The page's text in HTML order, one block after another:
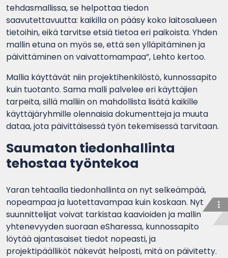
tehdasmallissa, se helpottaa tiedon
saavutettavuutta: kaikilla on pääsy koko laitosalueen
tietoihin, eikä tarvitse etsiä tietoa eri paikoista. Yhden
mallin etuna on myös se, että sen ylläpitäminen ja
päivittäminen on vaivattomampaa”, Lehto kertoo.
Mallia käyttävät niin projektihenkilöstö, kunnossapito
kuin tuotanto. Sama malli palvelee eri käyttäjien
tarpeita, sillä malliin on mahdollista lisätä kaikille
käyttäjäryhmille olennaisia dokumentteja ja muuta
dataa, jota päivittäisessä työn tekemisessä tarvitaan.
Saumaton tiedonhallinta
tehostaa työntekoa
Yaran tehtaalla tiedonhallinta on nyt selkeämpää,
nopeampaa ja luotettavampaa kuin koskaan. Nyt
suunnittelijat voivat tarkistaa kaavioiden ja mallin
yhtenevyyden suoraan eSharessa, kunnossapito
löytää ajantasaiset tiedot nopeasti, ja
projektipäälliköt näkevät helposti, mitä on päivitetty.